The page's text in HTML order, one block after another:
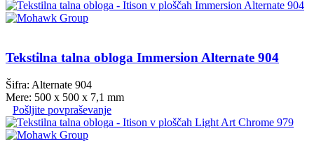
Tekstilna talna obloga Immersion Alternate 904
Šifra: Alternate 904
Mere: 500 x 500 x 7,1 mm
Pošljite povpraševanje